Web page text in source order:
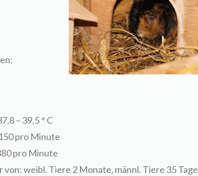
– 39,5 ° C
pro Minute
pro Minute
von: weibl. Tiere 2 Monate, männl. Tiere 35 Tage